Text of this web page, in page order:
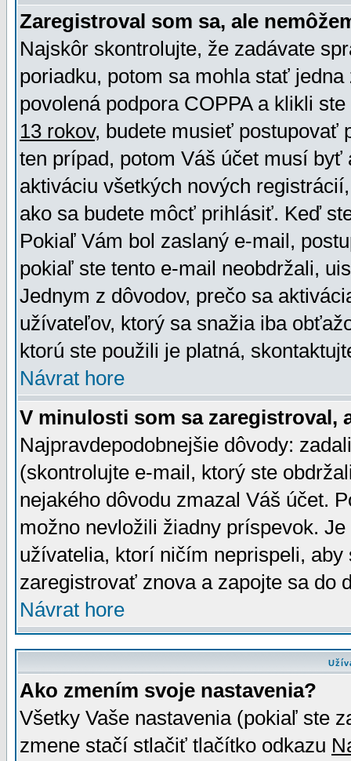
Zaregistroval som sa, ale
Najskôr skontrolujte, že zadávate
poriadku, potom sa mohla stať
povolená podpora COPPA a klikli
13 rokov, budete musieť postupovať
ten prípad, potom Váš účet musí
aktiváciu všetkých nových
ako sa budete môcť prihlásiť. Keď
Pokiaľ Vám bol zaslaný e-mail,
pokiaľ ste tento e-mail neobdržali,
Jednym z dôvodov, prečo sa
užívateľov, ktorý sa snažia iba
ktorú ste použili je platná,
Návrat hore
V minulosti som sa zaregistroval,
Najpravdepodobnejšie dôvody:
(skontrolujte e-mail, ktorý ste
nejakého dôvodu zmazal Váš účet.
možno nevložili žiadny príspevok.
užívatelia, ktorí ničím neprispeli,
zaregistrovať znova a zapojte sa do
Návrat hore
Ako zmením svoje nastavenia?
Všetky Vaše nastavenia (pokiaľ ste
zmene stačí stlačiť tlačítko odkazu